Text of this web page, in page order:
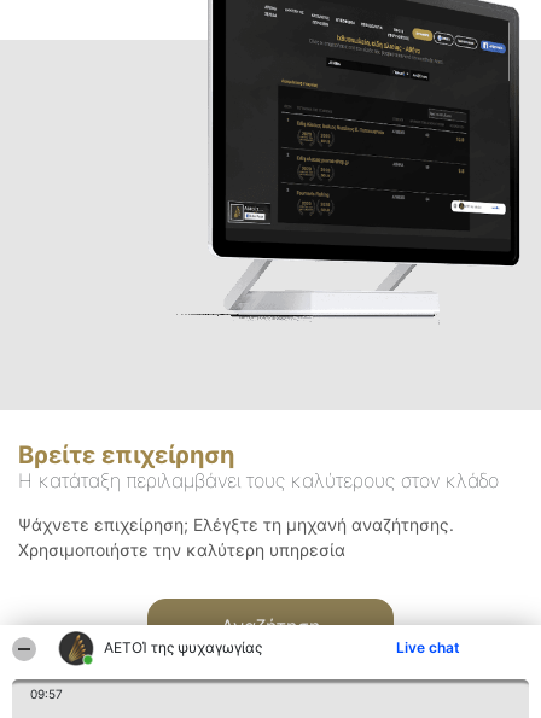
ΑΕΤΟΊ της ψυχαγωγίας Live chat
09:57
Βρείτε επιχείρηση
Η κατάταξη περιλαμβάνει τους καλύτερους στον κλάδο
Ψάχνετε επιχείρηση; Ελέγξτε τη μηχανή αναζήτησης.
Χρησιμοποιήστε την καλύτερη υπηρεσία
Αναζήτηση